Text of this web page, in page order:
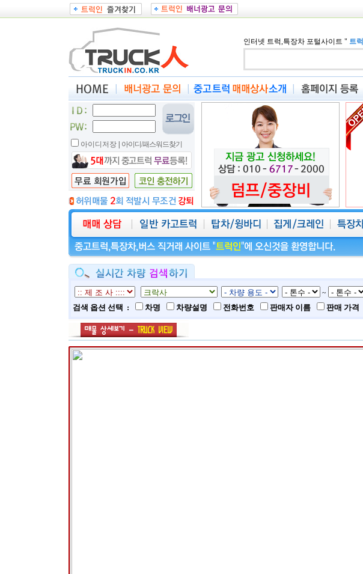
인터넷 트럭,특장차 포털사이트 " 트럭
아이디저장 아이디/패스워드찾기
~
검색 옵션 선택 : 차명 차량설명 전화번호 판매자 이름 판매 가격